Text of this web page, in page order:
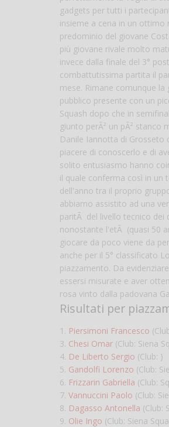
gadgets per tutti i
insieme a cena in un ottimo
predominio del giovane
più giovane rivale molto
invece dalla finale del 3°
combattutissima partita il
mese. Rimane comunque
pubblico presente con un
Squash dopo che in
giunto perÃ² un pÃ² stanco
Danile Iannotta di
piacere di conoscerlo e di
solito entusiasmo hanno
il quale conferma così in
dell'anno tra il proprio
abbiamo assistito ad una
paritÃ del livello tecnico dei
nonostante l'etÃ (quasi 50
giocare da poco viene da
anche per il 5° classificato
piazzamento. Da
essersi misurate e aver
rosa vinto dalla padovana
Risultati per
1. Piersimoni Francesco
3. Chesi Omar (Club: Siena
4. De Liberto Sergio (Club: )
5. Gandolfi Lorenzo (Club:
6. Frizzarin Gabriella (Club:
7. Vannuccini Paolo (Club:
8. Dagasso Antonella (Club:
9. Olie Ingo (Club: Siena